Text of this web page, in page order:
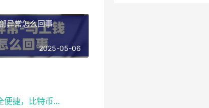
异常怎么回事
2025-05-06
12年的时候怎么买比特币？安全便捷，比特币交易首选